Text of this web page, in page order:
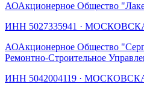
АОАкционерное Общество
ИНН 5027335941 ·
АОАкционерное Общество
Ремонтно-Строительное
ИНН 5042004119 ·